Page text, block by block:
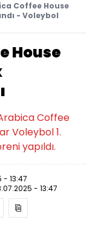
Coffee House
- Voleybol
House
Coffee
Voleybol 1.
yapıldı.
- 13:47
- 13:47